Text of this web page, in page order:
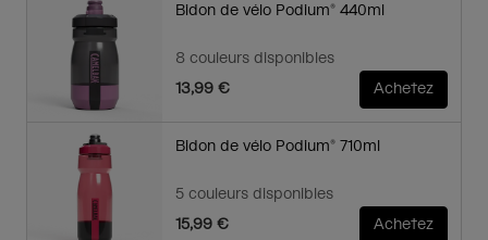
Bidon de vélo Podium® 440ml
8 couleurs disponibles
13,99 €
Achetez
Bidon de vélo Podium® 710ml
5 couleurs disponibles
15,99 €
Achetez